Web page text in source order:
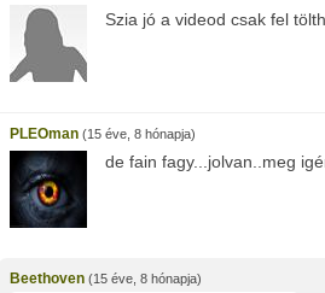
Szia jó a videod csak fel
PLEOman (15 éve, 8 hónapja)
de fain fagy...jolvan..meg
Beethoven (15 éve, 8 hónapja)